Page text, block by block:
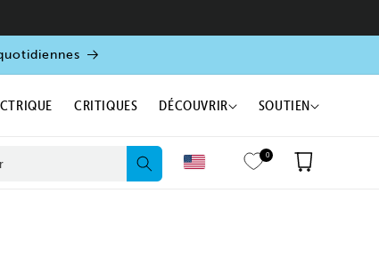
0 Panier
CRITIQUES DÉCOUVRIR SOUTIEN